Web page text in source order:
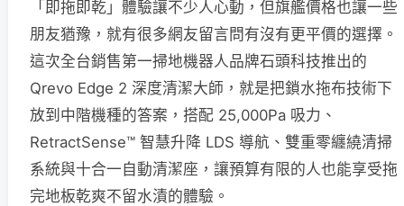
「即拖即乾」體驗讓不少人心動，但旗艦價格也讓一些
朋友猶豫，就有很多網友留言問有沒有更平價的選擇。
這次全台銷售第一掃地機器人品牌石頭科技推出的
Qrevo Edge 2 深度清潔大師，就是把鎖水拖布技術下
放到中階機種的答案，搭配 25,000Pa 吸力、
RetractSense™ 智慧升降 LDS 導航、雙重零纏繞清掃
系統與十合一自動清潔座，讓預算有限的人也能享受拖
完地板乾爽不留水漬的體驗。